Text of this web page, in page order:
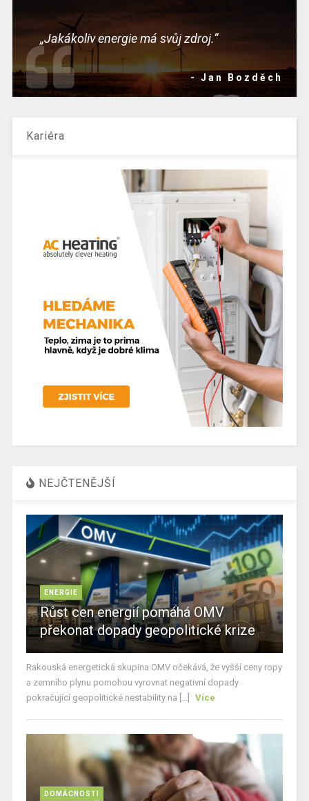
„Jakákoliv energie má svůj zdroj.“
- Jan Bozděch
Kariéra
NEJČTENĚJŠÍ
ENERGIE
Růst cen energií pomáhá OMV
překonat dopady geopolitické krize
Rakouská energetická skupina OMV očekává, že vyšší ceny ropy
a zemního plynu pomohou vyrovnat negativní dopady
pokračující geopolitické nestability na [...]
Více
DOMÁCNOSTI